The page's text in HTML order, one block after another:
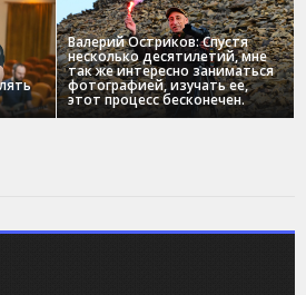
Валерий Остриков: Спустя
несколько десятилетий, мне
так же интересно заниматься
фотографией, изучать ее,
этот процесс бесконечен.